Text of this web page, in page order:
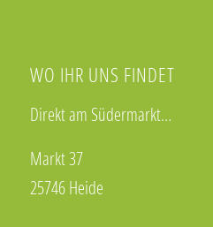
WO IHR UNS FINDET
Direkt am Südermarkt…
Markt 37
25746 Heide